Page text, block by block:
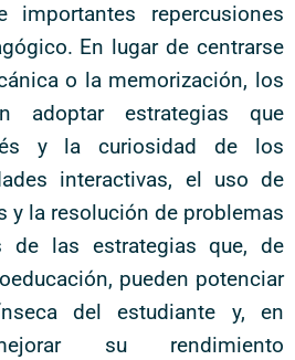
importantes repercusiones
En lugar de centrarse
o la memorización, los
adoptar estrategias que
y la curiosidad de los
interactivas, el uso de
y la resolución de problemas
de las estrategias que, de
pueden potenciar
del estudiante y, en
su rendimiento